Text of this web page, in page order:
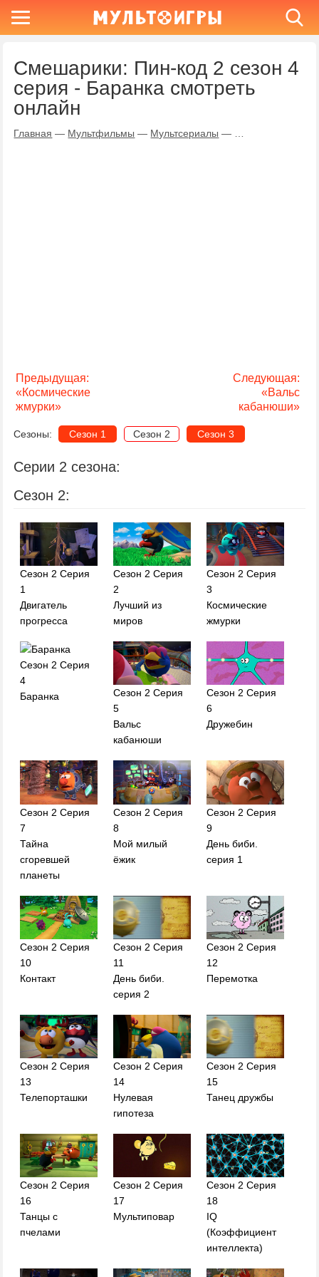
Смешарики: Пин-код 2 сезон 4
серия - Баранка смотреть
онлайн
Главная — Мультфильмы — Мультсериалы —
Предыдущая:
«Космические
жмурки»
Следующая:
«Вальс
кабанюши»
Сезоны: Сезон 1 Сезон 2 Сезон 3
Серии 2 сезона:
Сезон 2:
Сезон 2 Серия
1
Двигатель
прогресса
Сезон 2 Серия
2
Лучший из
миров
Сезон 2 Серия
3
Космические
жмурки
Сезон 2 Серия
4
Баранка
Сезон 2 Серия
5
Вальс
кабанюши
Сезон 2 Серия
6
Дружебин
Сезон 2 Серия
7
Тайна
сгоревшей
планеты
Сезон 2 Серия
8
Мой милый
ёжик
Сезон 2 Серия
9
День биби.
серия 1
Сезон 2 Серия
10
Контакт
Сезон 2 Серия
11
День биби.
серия 2
Сезон 2 Серия
12
Перемотка
Сезон 2 Серия
13
Телепорташки
Сезон 2 Серия
14
Нулевая
гипотеза
Сезон 2 Серия
15
Танец дружбы
Сезон 2 Серия
16
Танцы с
пчелами
Сезон 2 Серия
17
Мультиповар
Сезон 2 Серия
18
IQ
(Коэффициент
интеллекта)